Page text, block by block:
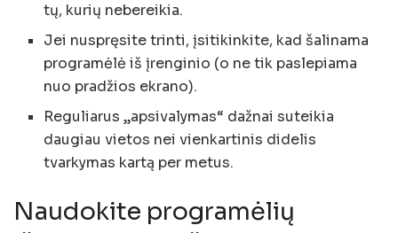
tų, kurių nebereikia.
Jei nuspręsite trinti, įsitikinkite, kad šalinama
programėlė iš įrenginio (o ne tik paslepiama
nuo pradžios ekrano).
Reguliarus „apsivalymas“ dažnai suteikia
daugiau vietos nei vienkartinis didelis
tvarkymas kartą per metus.
Naudokite programėlių